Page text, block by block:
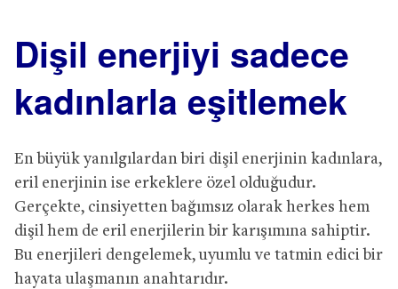
Dişil enerjiyi sadece
kadınlarla eşitlemek
En büyük yanılgılardan biri dişil enerjinin kadınlara,
eril enerjinin ise erkeklere özel olduğudur.
Gerçekte, cinsiyetten bağımsız olarak herkes hem
dişil hem de eril enerjilerin bir karışımına sahiptir.
Bu enerjileri dengelemek, uyumlu ve tatmin edici bir
hayata ulaşmanın anahtarıdır.